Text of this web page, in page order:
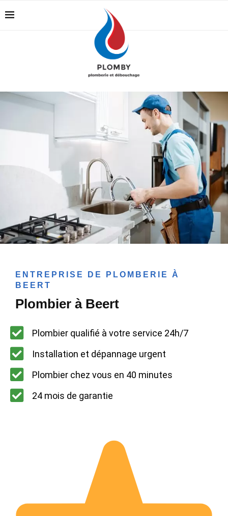
ENTREPRISE DE PLOMBERIE À
BEERT
Plombier à Beert
Plombier qualifié à votre service 24h/7
Installation et dépannage urgent
Plombier chez vous en 40 minutes
24 mois de garantie